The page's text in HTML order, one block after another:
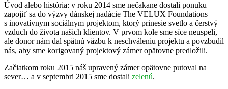
Úvod alebo história: v roku 2014 sme nečakane dostali ponuku
zapojiť sa do výzvy dánskej nadácie The VELUX Foundations
s inovatívnym sociálnym projektom, ktorý prinesie svetlo a čerstvý
vzduch do života našich klientov. V prvom kole sme síce neuspeli,
ale donor nám dal spätnú väzbu k neschváleniu projektu a povzbudil
nás, aby sme korigovaný projektový zámer opätovne predložili.
Začiatkom roku 2015 náš upravený zámer opätovne putoval na
sever… a v septembri 2015 sme dostali zelenú.